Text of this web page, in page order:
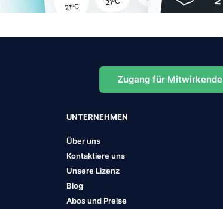
Zugang für Mitwirkende
UNTERNEHMEN
Über uns
Kontaktiere uns
Unsere Lizenz
Blog
Abos und Preise